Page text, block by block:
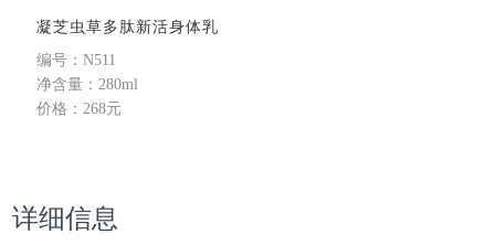
凝芝虫草多肽新活身体乳
编号：N511
净含量：280ml
价格：268元
详细信息